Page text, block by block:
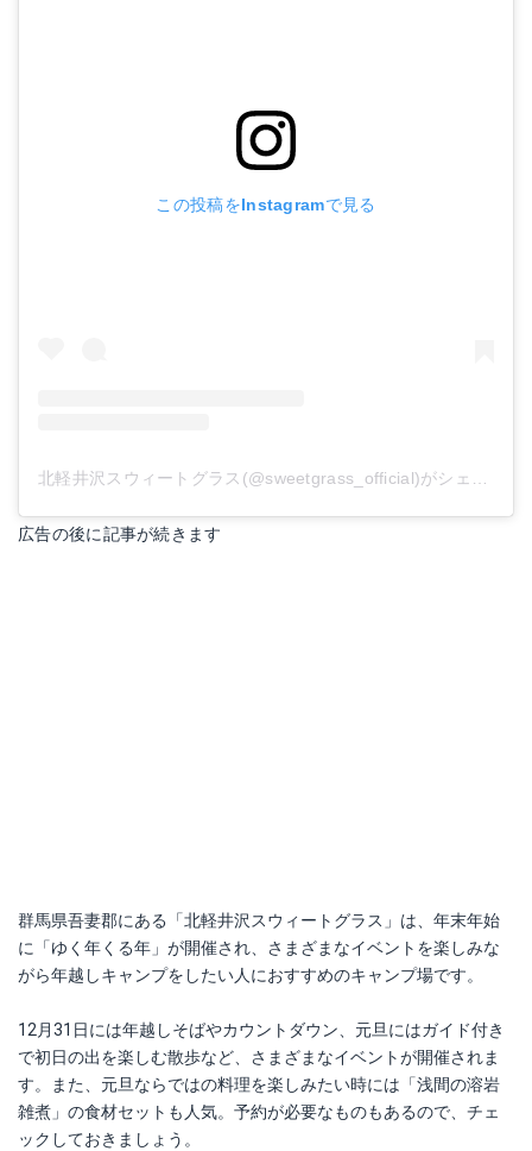
この投稿をInstagramで見る
北軽井沢スウィートグラス(@sweetgrass_official)がシェアした投稿
広告の後に記事が続きます
群馬県吾妻郡にある「北軽井沢スウィートグラス」は、年末年始
に「ゆく年くる年」が開催され、さまざまなイベントを楽しみな
がら年越しキャンプをしたい人におすすめのキャンプ場です。
12月31日には年越しそばやカウントダウン、元旦にはガイド付き
で初日の出を楽しむ散歩など、さまざまなイベントが開催されま
す。また、元旦ならではの料理を楽しみたい時には「浅間の溶岩
雑煮」の食材セットも人気。予約が必要なものもあるので、チェ
ックしておきましょう。